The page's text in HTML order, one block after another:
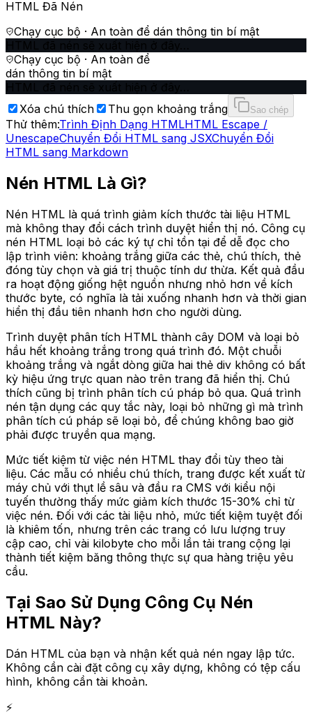
HTML Đã Nén
Chạy cục bộ · An toàn để dán thông tin bí mật
Chạy cục bộ · An toàn để
dán thông tin bí mật
Xóa chú thích
Thu gọn khoảng trắng Sao chép
Thử thêm:Trình Định Dạng HTMLHTML Escape /
UnescapeChuyển Đổi HTML sang JSXChuyển Đổi
HTML sang Markdown
Nén HTML Là Gì?
Nén HTML là quá trình giảm kích thước tài liệu HTML
mà không thay đổi cách trình duyệt hiển thị nó. Công cụ
nén HTML loại bỏ các ký tự chỉ tồn tại để dễ đọc cho
lập trình viên: khoảng trắng giữa các thẻ, chú thích, thẻ
đóng tùy chọn và giá trị thuộc tính dư thừa. Kết quả đầu
ra hoạt động giống hệt nguồn nhưng nhỏ hơn về kích
thước byte, có nghĩa là tải xuống nhanh hơn và thời gian
hiển thị đầu tiên nhanh hơn cho người dùng.
Trình duyệt phân tích HTML thành cây DOM và loại bỏ
hầu hết khoảng trắng trong quá trình đó. Một chuỗi
khoảng trắng và ngắt dòng giữa hai thẻ div không có bất
kỳ hiệu ứng trực quan nào trên trang đã hiển thị. Chú
thích cũng bị trình phân tích cú pháp bỏ qua. Quá trình
nén tận dụng các quy tắc này, loại bỏ những gì mà trình
phân tích cú pháp sẽ loại bỏ, để chúng không bao giờ
phải được truyền qua mạng.
Mức tiết kiệm từ việc nén HTML thay đổi tùy theo tài
liệu. Các mẫu có nhiều chú thích, trang được kết xuất từ
máy chủ với thụt lề sâu và đầu ra CMS với kiểu nội
tuyến thường thấy mức giảm kích thước 15-30% chỉ từ
việc nén. Đối với các tài liệu nhỏ, mức tiết kiệm tuyệt đối
là khiêm tốn, nhưng trên các trang có lưu lượng truy
cập cao, chỉ vài kilobyte cho mỗi lần tải trang cộng lại
thành tiết kiệm băng thông thực sự qua hàng triệu yêu
cầu.
Tại Sao Sử Dụng Công Cụ Nén
HTML Này?
Dán HTML của bạn và nhận kết quả nén ngay lập tức.
Không cần cài đặt công cụ xây dựng, không có tệp cấu
hình, không cần tài khoản.
⚡